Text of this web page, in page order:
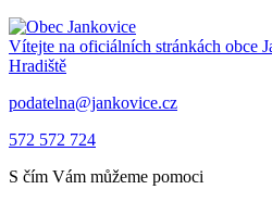
Vítejte na oficiálních stránkách obce
Hradiště
podatelna@jankovice.cz
572 572 724
S čím Vám můžeme pomoci